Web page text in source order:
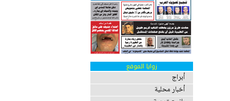
زوايا الموقع
أبراج
أخبار محلية